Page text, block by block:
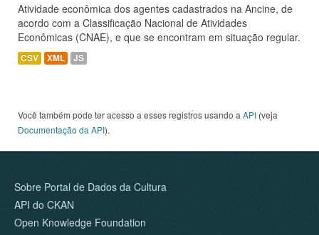
Atividade econômica dos agentes cadastrados na Ancine, de
acordo com a Classificação Nacional de Atividades
Econômicas (CNAE), e que se encontram em situação regular.
CSV XML JS
Você também pode ter acesso a esses registros usando a API (veja
Documentação da API).
Sobre Portal de Dados da Cultura
API do CKAN
Open Knowledge Foundation